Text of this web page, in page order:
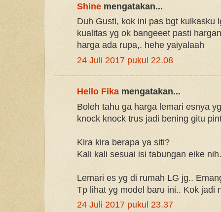
Shine mengatakan...
Duh Gusti, kok ini pas bgt kulkasku
kualitas yg ok bangeeet pasti
harga ada rupa,. hehe yaiyalaah
24 Juli 2017 pukul 22.08
Hello Fikamengatakan...
Boleh tahu ga harga lemari esnya
knock knock trus jadi bening gitu
Kira kira berapa ya siti?
Kali kali sesuai isi tabungan eike
Lemari es yg di rumah LG jg..
Tp lihat yg model baru ini.. Kok jadi
24 Juli 2017 pukul 23.37